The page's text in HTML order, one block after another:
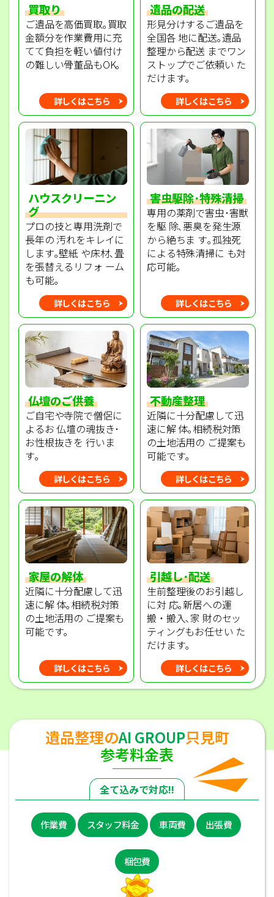
買取り
ご遺品を高価買取｡買取
金額分を作業費用に充
てて負担を軽い値付け
の難しい骨董品もOK｡
詳しくはこちら
遺品の配送
形見分けするご遺品を
全国各 地に配送｡遺品
整理から配送 までワン
ストップでご依頼い た
だけます｡
詳しくはこちら
ハウスクリーニン
グ
プロの技と専用洗剤で
長年の 汚れをキレイに
します｡壁紙 や床材､畳
を張替えるリフォ ーム
も可能｡
詳しくはこちら
害虫駆除･特殊清掃
専用の薬剤で害虫･害獣
を駆 除､悪臭を発生源
から絶ちま す｡孤独死
による特殊清掃に も対
応可能｡
詳しくはこちら
仏壇のご供養
ご自宅や寺院で僧侶に
よるお 仏壇の魂抜き･
お性根抜きを 行いま
す｡
詳しくはこちら
不動産整理
近隣に十分配慮して迅
速に解 体｡相続税対策
の土地活用の ご提案も
可能です｡
詳しくはこちら
家屋の解体
近隣に十分配慮して迅
速に解 体｡相続税対策
の土地活用の ご提案も
可能です｡
詳しくはこちら
引越し･配送
生前整理後のお引越し
に対 応｡新居への運
搬・搬入､家 財のセッ
ティングもお任せい た
だけます｡
詳しくはこちら
遺品整理のAI GROUP只見町
参考料金表
全て込みで対応!!
作業費 スタッフ料金 車両費 出張費
梱包費